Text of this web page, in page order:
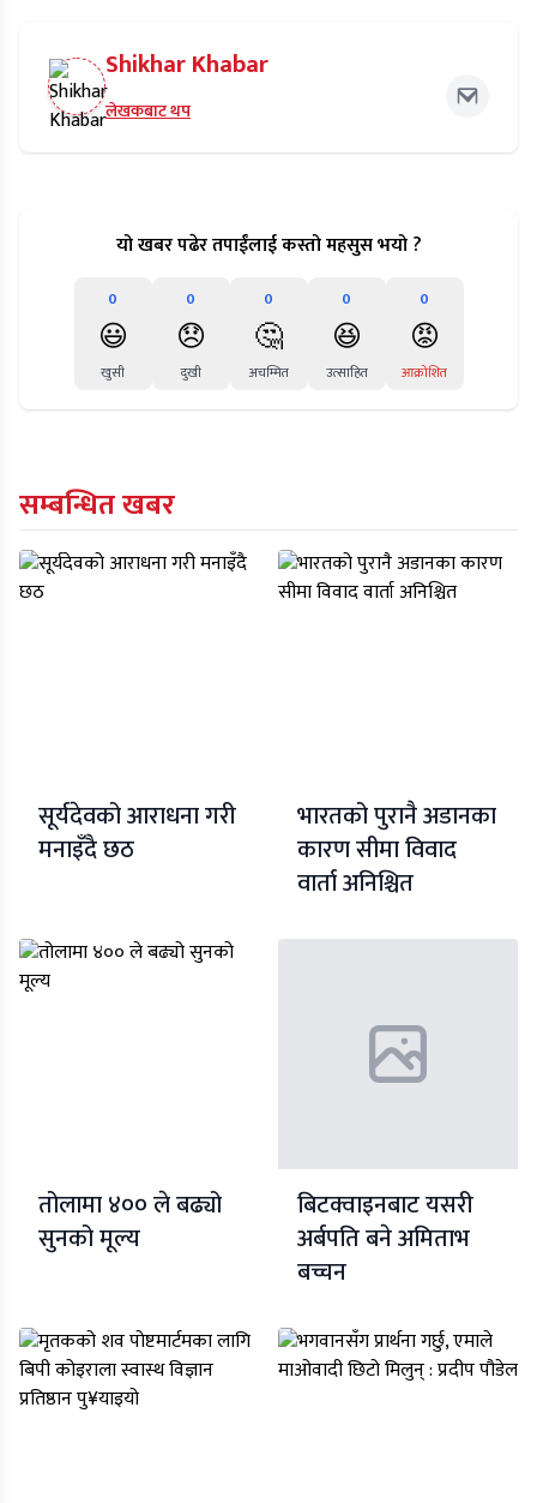
Shikhar Khabar
लेखकबाट थप
यो खबर पढेर तपाईंलाई कस्तो महसुस भयो ?
0
😃
खुसी
0
😞
दुखी
0
🤔
अचम्मित
0
😆
उत्साहित
0
😡
आक्रोशित
सम्बन्धित खबर
सूर्यदेवको आराधना गरी
मनाइँदै छठ
भारतको पुरानै अडानका
कारण सीमा विवाद
वार्ता अनिश्चित
तोलामा ४०० ले बढ्यो
सुनको मूल्य
बिटक्वाइनबाट यसरी
अर्बपति बने अमिताभ
बच्चन